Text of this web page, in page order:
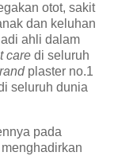
otot, sakit
dan keluhan
ahli dalam
care di seluruh
plaster no.1
seluruh dunia
pada